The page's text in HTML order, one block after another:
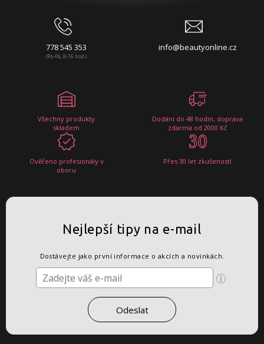
778 545 353
(Po-Pá, 8-16 hod.)
info@beautyonline.cz
Všechny produkty
skladem
Dodání do 48 hodin, doprava
zdarma od 2000 Kč
Ověřeno profesionály v
oboru
Přes 30 let zkušeností
Nejlepší tipy na e-mail
Dostávejte jako první informace o akcích a novinkách.